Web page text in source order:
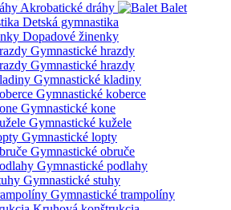
Akrobatické dráhy
Balet
Detská gymnastika
Dopadové žinenky
Gymnastické hrazdy
Gymnastické hrazdy
Gymnastické kladiny
Gymnastické koberce
Gymnastické kone
Gymnastické kužele
Gymnastické lopty
Gymnastické obruče
Gymnastické podlahy
Gymnastické stuhy
Gymnastické trampolíny